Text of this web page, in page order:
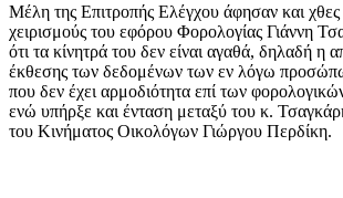
Μέλη της Επιτροπής Ελέγχου άφησαν και χθες
χειρισμούς του εφόρου Φορολογίας Γιάννη
ότι τα κίνητρά του δεν είναι αγαθά, δηλαδή η
έκθεσης των δεδομένων των εν λόγω
που δεν έχει αρμοδιότητα επί των
ενώ υπήρξε και ένταση μεταξύ του κ.
του Κινήματος Οικολόγων Γιώργου Περδίκη.